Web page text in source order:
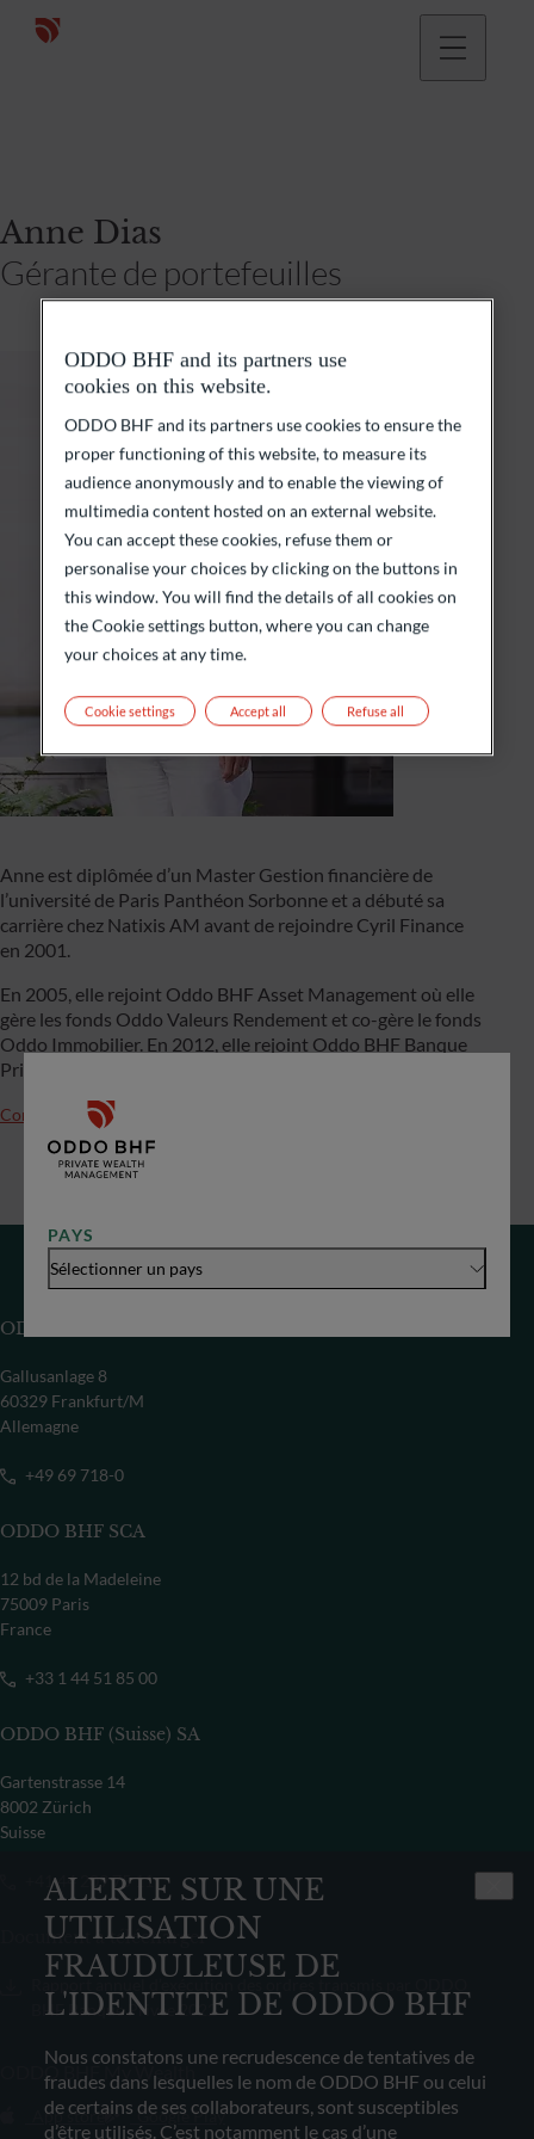
PAYS
Sélectionner un pays
ALERTE SUR UNE
UTILISATION
FRAUDULEUSE DE
L'IDENTITE DE ODDO BHF
Nous constatons une recrudescence de tentatives de
fraudes dans lesquelles le nom de ODDO BHF ou celui
de certains de ses collaborateurs, sont susceptibles
d’être utilisés. C’est notamment le cas d’une
Anne Dias
Gérante de portefeuilles
Anne est diplômée d’un Master Gestion financière de
l’université de Paris Panthéon Sorbonne et a débuté sa
carrière chez Natixis AM avant de rejoindre Cyril Finance
en 2001.
En 2005, elle rejoint Oddo BHF Asset Management où elle
gère les fonds Oddo Valeurs Rendement et co-gère le fonds
Oddo Immobilier. En 2012, elle rejoint Oddo BHF Banque
Privée.
Contactez-nous
ODDO BHF SE
Gallusanlage 8
60329 Frankfurt/M
Allemagne
+49 69 718-0
ODDO BHF SCA
12 bd de la Madeleine
75009 Paris
France
+33 1 44 51 85 00
ODDO BHF (Suisse) SA
Gartenstrasse 14
8002 Zürich
Suisse
+41 44 209 75 11
Document à télécharger
BHF Banque Privée 2022
ODDO BHF My Wealth
App store Google Play
ODDO BHF and its partners use
cookies on this website.
ODDO BHF and its partners use cookies to ensure the
proper functioning of this website, to measure its
audience anonymously and to enable the viewing of
multimedia content hosted on an external website.
You can accept these cookies, refuse them or
personalise your choices by clicking on the buttons in
this window. You will find the details of all cookies on
the Cookie settings button, where you can change
your choices at any time.
Cookie settings Refuse all
Accept all